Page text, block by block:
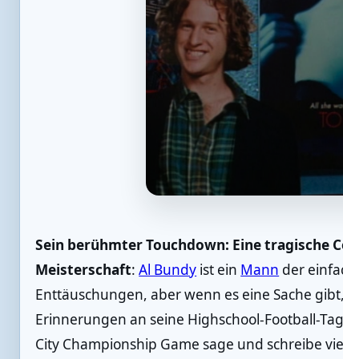
Sein berühmter Touchdown: Eine tragische
Meisterschaft:Al Bundy ist ein Mann der
Enttäuschungen, aber wenn es eine Sache
Erinnerungen an seine Highschool-Football-
City Championship Game sage und schreibe